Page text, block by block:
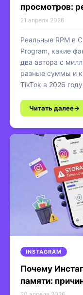
просмотров:
21 апреля 2026
Реальные RPM в
Program, какие
два автора с
разные суммы и
TikTok в 2026
Читать далее
INSTAGRAM
Почему
памяти: